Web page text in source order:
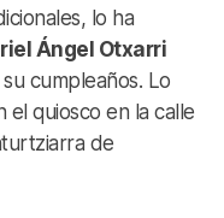
lo ha
Ángel Otxarri
cumpleaños. Lo
quiosco en la calle
de